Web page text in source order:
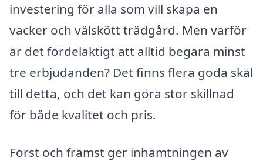
investering för alla som vill skapa en
vacker och välskött trädgård. Men varför
är det fördelaktigt att alltid begära minst
tre erbjudanden? Det finns flera goda skäl
till detta, och det kan göra stor skillnad
för både kvalitet och pris.
Först och främst ger inhämtningen av